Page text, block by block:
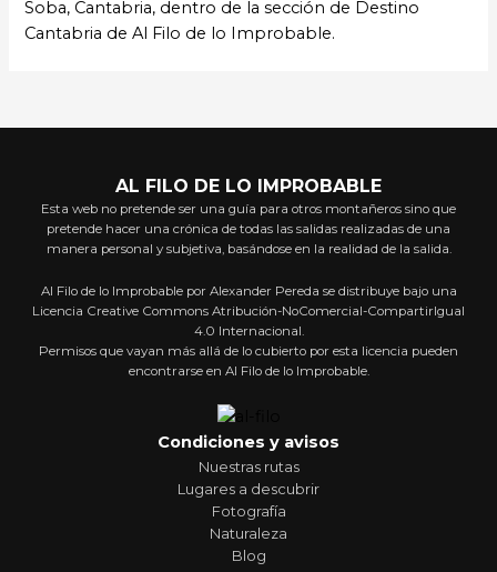
Soba, Cantabria, dentro de la sección de Destino
Cantabria de Al Filo de lo Improbable.
AL FILO DE LO IMPROBABLE
Esta web no pretende ser una guía para otros montañeros sino que
pretende hacer una crónica de todas las salidas realizadas de una
manera personal y subjetiva, basándose en la realidad de la salida.
Al Filo de lo Improbable por Alexander Pereda se distribuye bajo una
Licencia Creative Commons Atribución-NoComercial-CompartirIgual
4.0 Internacional.
Permisos que vayan más allá de lo cubierto por esta licencia pueden
encontrarse en Al Filo de lo Improbable.
Condiciones y avisos
Nuestras rutas
Lugares a descubrir
Fotografía
Naturaleza
Blog